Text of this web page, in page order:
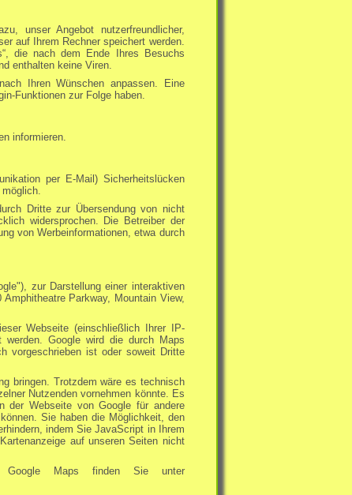
unser Angebot nutzerfreundlicher,
auf Ihrem Rechner speichert werden.
die nach dem Ende Ihres Besuchs
enthalten keine Viren.
Ihren Wünschen anpassen. Eine
Funktionen zur Folge haben.
informieren.
per E-Mail) Sicherheitslücken
Dritte zur Übersendung von nicht
widersprochen. Die Betreiber der
von Werbeinformationen, etwa durch
zur Darstellung einer interaktiven
Parkway, Mountain View,
Webseite (einschließlich Ihrer IP-
Google wird die durch Maps
vorgeschrieben ist oder soweit Dritte
bringen. Trotzdem wäre es technisch
Nutzenden vornehmen könnte. Es
der Webseite von Google für andere
Sie haben die Möglichkeit, den
indem Sie JavaScript in Ihrem
auf unseren Seiten nicht
Google Maps finden Sie unter